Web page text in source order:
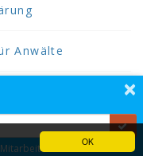
OK
Anwälte
ADVOKAT
& Greiter GmbH.
×
einer